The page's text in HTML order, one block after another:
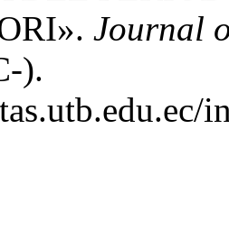
Journal
).